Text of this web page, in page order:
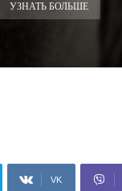
УЗНАТЬ БОЛЬШЕ
VK